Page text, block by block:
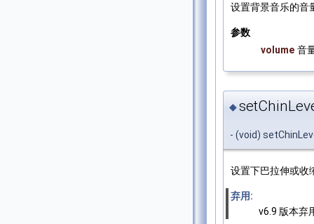
设置背景音乐的音
参数
volume 音
◆
- (void)
设置下巴拉伸或收
弃用:
v6.9 版本弃